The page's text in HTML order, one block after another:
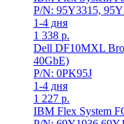
P/N: 95Y3315,
1-4 дня
1 338 р.
Dell DF10MXL
40GbE)
P/N: 0PK95J
1-4 дня
1 227 р.
IBM Flex System